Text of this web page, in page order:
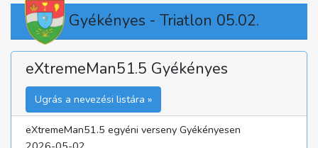
Gyékényes - Triatlon 05.02.
eXtremeMan51.5 Gyékényes
Ugrás a nevezési listára »
eXtremeMan51.5 egyéni verseny Gyékényesen